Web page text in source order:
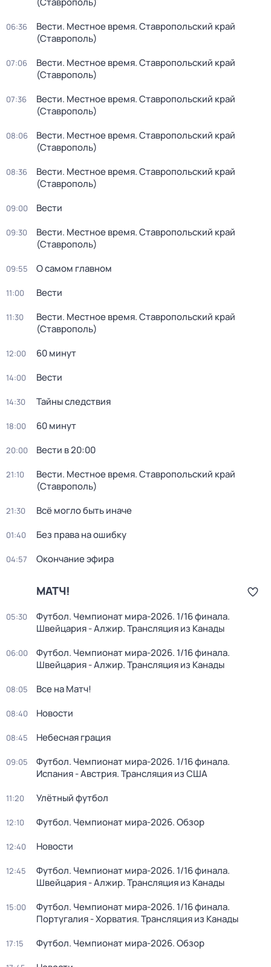
06:36
Вести. Местное время. Ставропольский край
(Ставрополь)
07:06
Вести. Местное время. Ставропольский край
(Ставрополь)
07:36
Вести. Местное время. Ставропольский край
(Ставрополь)
08:06
Вести. Местное время. Ставропольский край
(Ставрополь)
08:36
Вести. Местное время. Ставропольский край
(Ставрополь)
09:00 Вести
09:30
Вести. Местное время. Ставропольский край
(Ставрополь)
09:55 О самом главном
11:00 Вести
11:30
Вести. Местное время. Ставропольский край
(Ставрополь)
12:00 60 минут
14:00 Вести
14:30 Тайны следствия
18:00 60 минут
20:00 Вести в 20:00
21:10
Вести. Местное время. Ставропольский край
(Ставрополь)
21:30 Всё могло быть иначе
01:40 Без права на ошибку
04:57 Окончание эфира
МАТЧ!
05:30
Футбол. Чемпионат мира-2026. 1/16 финала.
Швейцария - Алжир. Трансляция из Канады
06:00
Футбол. Чемпионат мира-2026. 1/16 финала.
Швейцария - Алжир. Трансляция из Канады
08:05 Все на Матч!
08:40 Новости
08:45 Небесная грация
09:05
Футбол. Чемпионат мира-2026. 1/16 финала.
Испания - Австрия. Трансляция из США
11:20 Улётный футбол
12:10 Футбол. Чемпионат мира-2026. Обзор
12:40 Новости
12:45
Футбол. Чемпионат мира-2026. 1/16 финала.
Швейцария - Алжир. Трансляция из Канады
15:00
Футбол. Чемпионат мира-2026. 1/16 финала.
Португалия - Хорватия. Трансляция из Канады
17:15 Футбол. Чемпионат мира-2026. Обзор